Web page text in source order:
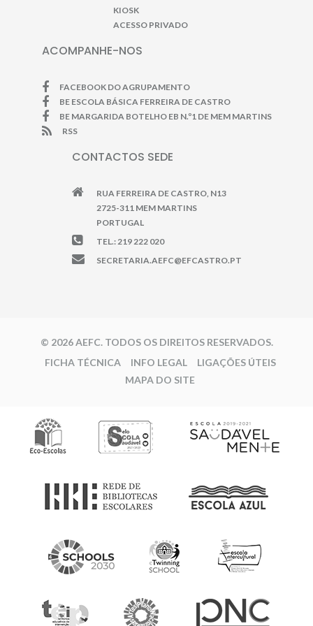
KIOSK
ACESSO PRIVADO
ACOMPANHE-NOS
FACEBOOK DO AGRUPAMENTO
BE ESCOLA BÁSICA FERREIRA DE CASTRO
BE MARGARIDA BOTELHO EB N.º1 DE MEM MARTINS
RSS
CONTACTOS SEDE
RUA FERREIRA DE CASTRO, N13
2725-311 MEM MARTINS
PORTUGAL
TEL.: 219 222 020
SECRETARIA.AEFC@EFCASTRO.PT
© 2026 AEFC. TODOS OS DIREITOS RESERVADOS.
FICHA TÉCNICA
INFO LEGAL
LIGAÇÕES ÚTEIS
MAPA DO SITE